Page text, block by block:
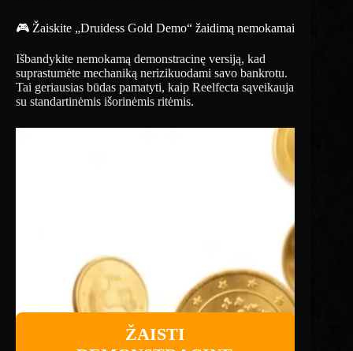
🎮 Žaiskite „Druidess Gold Demo“ žaidimą nemokamai
Išbandykite nemokamą demonstracinę versiją, kad
suprastumėte mechaniką nerizikuodami savo bankrotu.
Tai geriausias būdas pamatyti, kaip Reelfecta sąveikauja
su standartinėmis išorinėmis ritėmis.
ŽAISTI